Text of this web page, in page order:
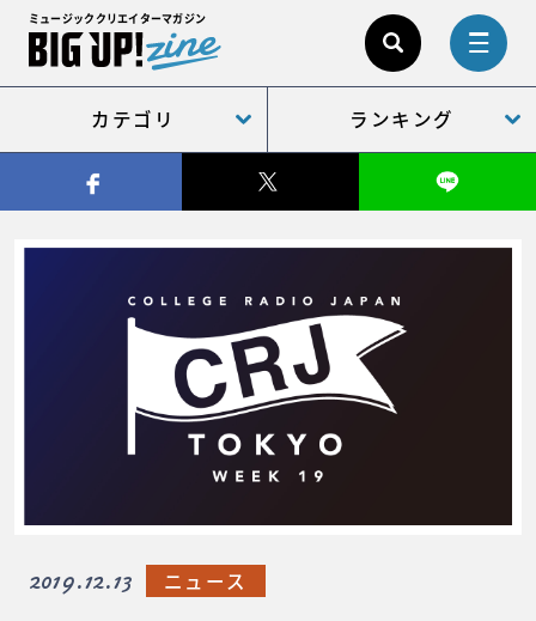
ミュージッククリエイターマガジン
カテゴリ ランキング
2019.12.13 ニュース